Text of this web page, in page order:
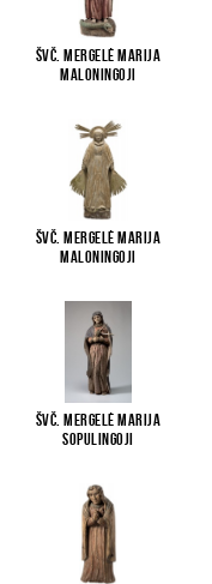
Švč. Mergelė Marija
Maloningoji
Švč. Mergelė Marija
Maloningoji
Švč. Mergelė Marija
Sopulingoji